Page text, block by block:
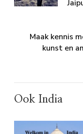
Maak kennis
kunst en
Ook India